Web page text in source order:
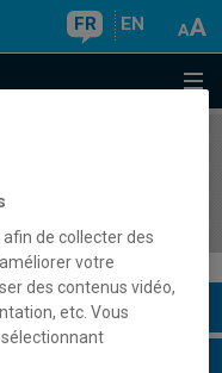
FR EN
de collecter des
votre
des contenus vidéo,
etc. Vous